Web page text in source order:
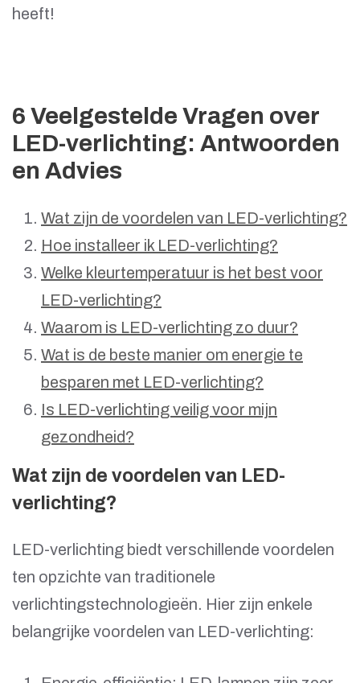
heeft!
6 Veelgestelde Vragen over
LED-verlichting: Antwoorden
en Advies
Wat zijn de voordelen van LED-verlichting?
Hoe installeer ik LED-verlichting?
Welke kleurtemperatuur is het best voor
LED-verlichting?
Waarom is LED-verlichting zo duur?
Wat is de beste manier om energie te
besparen met LED-verlichting?
Is LED-verlichting veilig voor mijn
gezondheid?
Wat zijn de voordelen van LED-
verlichting?
LED-verlichting biedt verschillende voordelen
ten opzichte van traditionele
verlichtingstechnologieën. Hier zijn enkele
belangrijke voordelen van LED-verlichting: